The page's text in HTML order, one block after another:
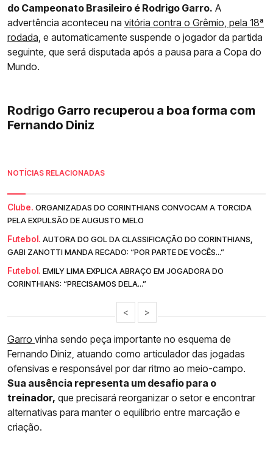
do Campeonato Brasileiro é Rodrigo Garro. A
advertência aconteceu na vitória contra o Grêmio, pela 18ª
rodada, e automaticamente suspende o jogador da partida
seguinte, que será disputada após a pausa para a Copa do
Mundo.
Rodrigo Garro recuperou a boa forma com
Fernando Diniz
NOTÍCIAS RELACIONADAS
Clube. ORGANIZADAS DO CORINTHIANS CONVOCAM A TORCIDA
PELA EXPULSÃO DE AUGUSTO MELO
Futebol. AUTORA DO GOL DA CLASSIFICAÇÃO DO CORINTHIANS,
GABI ZANOTTI MANDA RECADO: “POR PARTE DE VOCÊS...”
Futebol. EMILY LIMA EXPLICA ABRAÇO EM JOGADORA DO
CORINTHIANS: “PRECISAMOS DELA...”
< >
Garro vinha sendo peça importante no esquema de
Fernando Diniz, atuando como articulador das jogadas
ofensivas e responsável por dar ritmo ao meio-campo.
Sua ausência representa um desafio para o
treinador, que precisará reorganizar o setor e encontrar
alternativas para manter o equilíbrio entre marcação e
criação.